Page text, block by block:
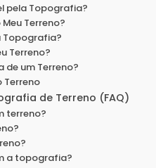
pela Topografia?
Terreno?
Topografia?
Terreno?
de um Terreno?
Terreno
de Terreno (FAQ)
terreno?
a topografia?